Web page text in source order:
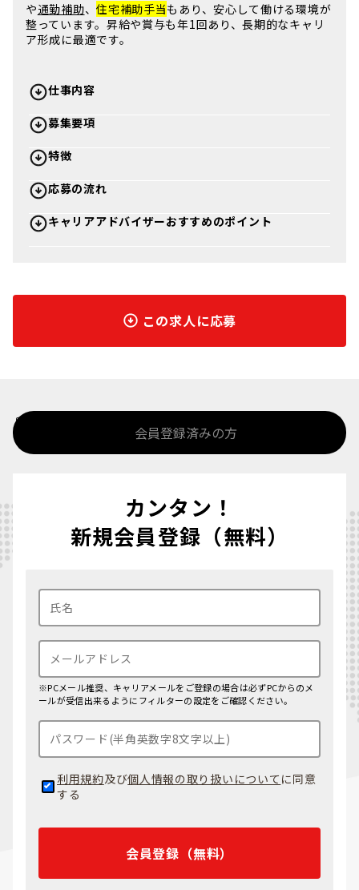
や通勤補助、住宅補助手当もあり、安心して働ける環境が
整っています。 昇給や賞与も年1回あり、長期的なキャリ
ア形成に最適です。
仕事内容
募集要項
特徴
応募の流れ
キャリアアドバイザーおすすめのポイント
この求人に応募
%>
会員登録済みの方
カンタン！
新規会員登録（無料）
※PCメール推奨、キャリアメールをご登録の場合は必ずPCからのメ
ールが受信出来るようにフィルターの設定をご確認ください。
利用規約及び個人情報の取り扱いについて に同意
する
会員登録（無料）